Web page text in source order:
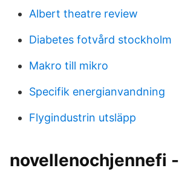
Albert theatre review
Diabetes fotvård stockholm
Makro till mikro
Specifik energianvandning
Flygindustrin utsläpp
novellenochjennefi -